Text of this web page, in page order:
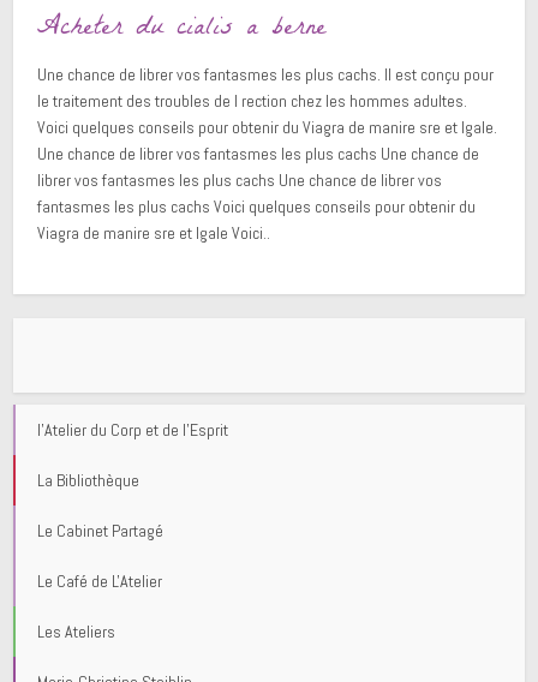
Acheter du cialis a berne
Une chance de librer vos fantasmes les plus cachs. Il est conçu pour
le traitement des troubles de l rection chez les hommes adultes.
Voici quelques conseils pour obtenir du Viagra de manire sre et lgale.
Une chance de librer vos fantasmes les plus cachs Une chance de
librer vos fantasmes les plus cachs Une chance de librer vos
fantasmes les plus cachs Voici quelques conseils pour obtenir du
Viagra de manire sre et lgale Voici..
l'Atelier du Corp et de l'Esprit
La Bibliothèque
Le Cabinet Partagé
Le Café de L'Atelier
Les Ateliers